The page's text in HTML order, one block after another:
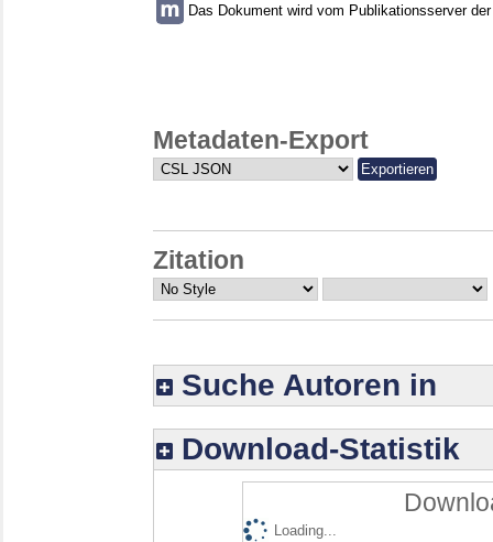
Das Dokument wird vom Publikationsserver
Metadaten-Export
Zitation
Suche Autoren in
Download-Statistik
Loading...